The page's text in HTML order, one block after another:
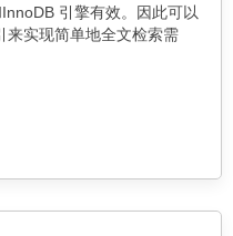
引擎有效。因此可以
来实现简单地全文检索需